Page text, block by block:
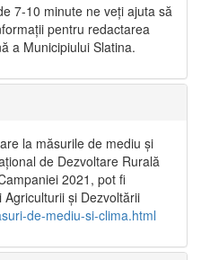
7-10 minute ne veți ajuta să
pentru redactarea
a Municipiului Slatina.
la măsurile de mediu și
de Dezvoltare Rurală
2021, pot fi
și Dezvoltării
de-mediu-si-clima.html